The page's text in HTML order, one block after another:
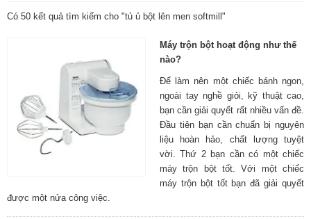
Có 50 kết quả tìm kiếm cho "tủ ủ bột lên men softmill"
Máy trộn bột hoạt động như thế
nào?
Để làm nên một chiếc bánh ngon,
ngoài tay nghề giỏi, kỹ thuật cao,
bạn cần giải quyết rất nhiều vấn đề.
Đầu tiên bạn cần chuẩn bị nguyên
liệu hoàn hảo, chất lượng tuyệt
vời. Thứ 2 bạn cần có một chiếc
máy trộn bột tốt. Với một chiếc
máy trộn bột tốt bạn đã giải quyết
được một nửa công việc.